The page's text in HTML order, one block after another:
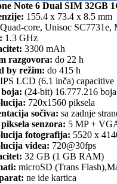
Note 6 Dual SIM 32GB
155.4 x 73.4 x 8.5 mm
Quad-core, Unisoc
1.3 GHz
3300 mAh
razgovora: do 22 h
by režim: do 415 h
IPS LCD (6.1 inča) capacitive
(24-bit) 16.777.216 boja
720x1560 piksela
sočiva: sa zadnje
senzora: 5 MP +
fotografija: 5520 x
videa: 720@30fps
32 GB (1 GB RAM)
microSD (Trans
ne ide kartica